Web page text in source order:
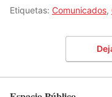
Etiquetas: Comunicados,